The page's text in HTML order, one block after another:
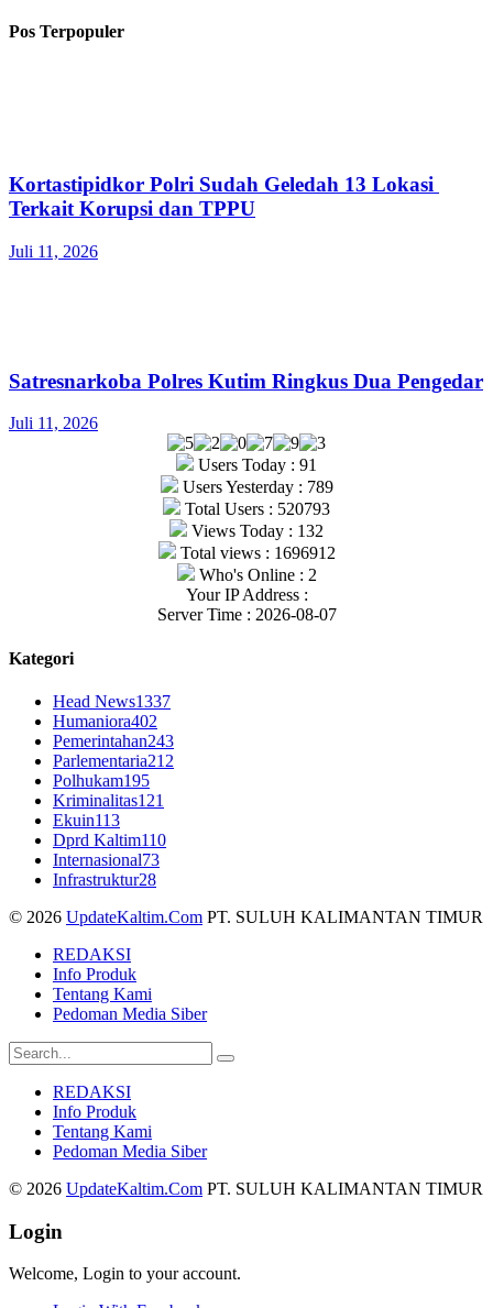
Pos Terpopuler
Kortastipidkor Polri Sudah Geledah 13 Lokasi
Terkait Korupsi dan TPPU
Juli 11, 2026
Satresnarkoba Polres Kutim Ringkus Dua Pengedar
Juli 11, 2026
Users Today : 91
Users Yesterday : 789
Total Users : 520793
Views Today : 132
Total views : 1696912
Who's Online : 2
Your IP Address :
Server Time : 2026-08-07
Kategori
Head News1337
Humaniora402
Pemerintahan243
Parlementaria212
Polhukam195
Kriminalitas121
Ekuin113
Dprd Kaltim110
Internasional73
Infrastruktur28
© 2026 UpdateKaltim.Com PT. SULUH KALIMANTAN TIMUR
REDAKSI
Info Produk
Tentang Kami
Pedoman Media Siber
REDAKSI
Info Produk
Tentang Kami
Pedoman Media Siber
© 2026 UpdateKaltim.Com PT. SULUH KALIMANTAN TIMUR
Login
Welcome, Login to your account.